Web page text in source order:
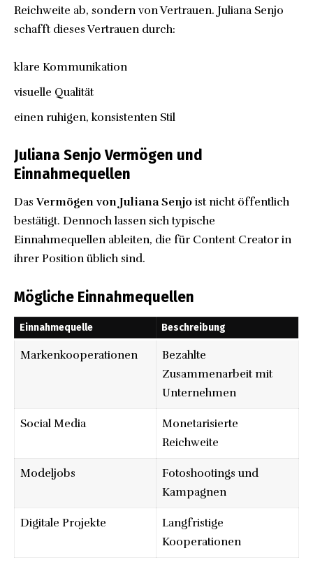
Reichweite ab, sondern von Vertrauen. Juliana Senjo
schafft dieses Vertrauen durch:
klare Kommunikation
visuelle Qualität
einen ruhigen, konsistenten Stil
Juliana Senjo Vermögen und
Einnahmequellen
DasVermögen von Juliana Senjo ist nicht öffentlich
bestätigt. Dennoch lassen sich typische
Einnahmequellen ableiten, die für Content Creator in
ihrer Position üblich sind.
Mögliche Einnahmequellen
Einnahmequelle Beschreibung
Markenkooperationen
Bezahlte
Zusammenarbeit mit
Unternehmen
Social Media
Monetarisierte
Reichweite
Modeljobs Fotoshootingsund
Kampagnen
Digitale Projekte
Langfristige
Kooperationen